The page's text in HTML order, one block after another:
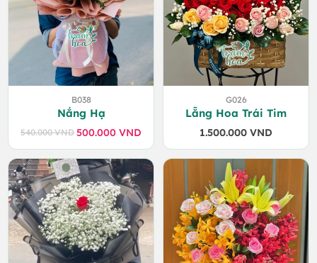
B038
Nắng Hạ
540.000VND Giá
gốc
là:
540.000 VND.
500.000VND
Giá
hiện
tại
là:
500.000 VND.
G026
Lẵng Hoa Trái Tim
1.500.000 VND